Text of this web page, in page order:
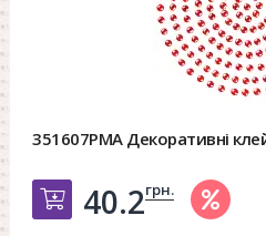
351607PMA Декоративні
Добавить в
40.2грн.